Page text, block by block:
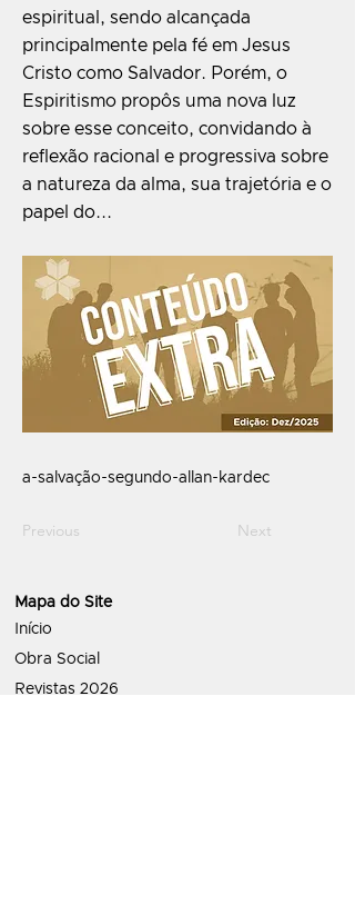
espiritual, sendo alcançada
principalmente pela fé em Jesus
Cristo como Salvador. Porém, o
Espiritismo propôs uma nova luz
sobre esse conceito, convidando à
reflexão racional e progressiva sobre
a natureza da alma, sua trajetória e o
papel do...
a-salvação-segundo-allan-kardec
Previous Next
Mapa do Site
Início
Obra Social
Revistas 2026